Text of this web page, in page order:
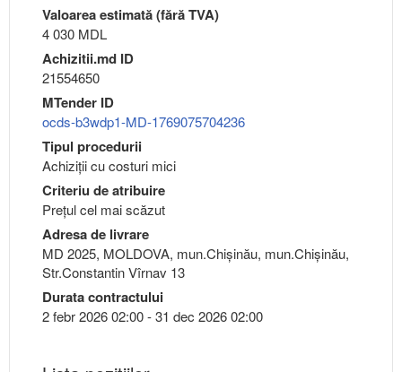
Valoarea estimată (fără TVA)
4 030 MDL
Achizitii.md ID
21554650
MTender ID
ocds-b3wdp1-MD-1769075704236
Tipul procedurii
Achiziții cu costuri mici
Criteriu de atribuire
Preţul cel mai scăzut
Adresa de livrare
MD 2025, MOLDOVA, mun.Chişinău, mun.Chişinău,
Str.Constantin Vîrnav 13
Durata contractului
2 febr 2026 02:00 - 31 dec 2026 02:00